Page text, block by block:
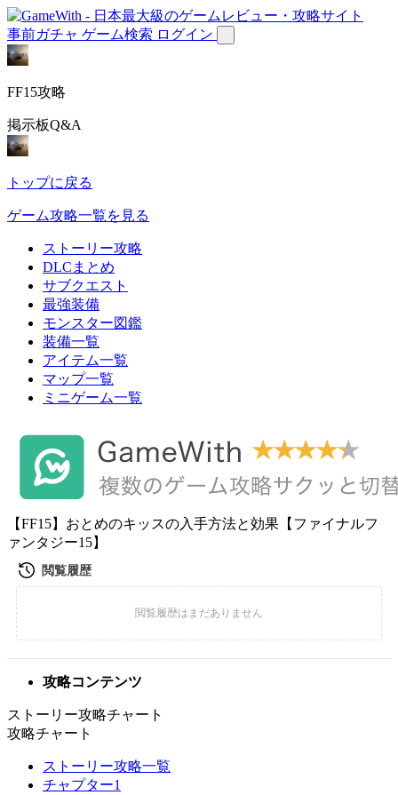
事前ガチャ ゲーム検索 ログイン
FF15攻略
掲示板Q&A
トップに戻る
ゲーム攻略一覧を見る
ストーリー攻略
DLCまとめ
サブクエスト
最強装備
モンスター図鑑
装備一覧
アイテム一覧
マップ一覧
ミニゲーム一覧
【FF15】おとめのキッスの入手方法と効果【ファイナルフ
ァンタジー15】
攻略コンテンツ
ストーリー攻略チャート
攻略チャート
ストーリー攻略一覧
チャプター1